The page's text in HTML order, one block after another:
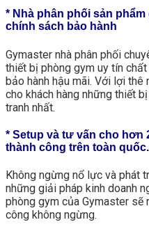
* Nhà phân phối sản
chính sách bảo hành
Gymaster nhà phân phối
thiết bị phòng gym uy tín
bảo hành hậu mãi. Với lợi
cho khách hàng những thiết
tranh nhất.
* Setup và tư vấn cho hơn
thành công trên toàn quốc.
Không ngừng nổ lực và phát
những giải pháp kinh doanh
phòng gym của Gymaster sẽ
công không ngừng.